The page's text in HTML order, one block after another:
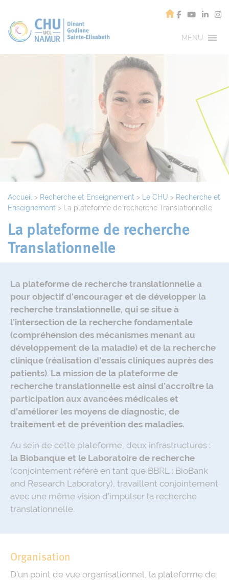
MENU
Accueil > Recherche et Enseignement > Le CHU > Recherche et
Enseignement > La plateforme de recherche Translationnelle
La plateforme de recherche
Translationnelle
La plateforme de recherche translationnelle a
pour objectif d’encourager et de développer la
recherche translationnelle, qui se situe à
l’intersection de la recherche fondamentale
(compréhension des mécanismes menant au
développement de la maladie) et de la recherche
clinique (réalisation d’essais cliniques auprès des
patients). La mission de la plateforme de
recherche translationnelle est ainsi d’accroître la
participation aux avancées médicales et
d’améliorer les moyens de diagnostic, de
traitement et de prévention des maladies.
Au sein de cette plateforme, deux infrastructures :
la Biobanque et le Laboratoire de recherche
(conjointement référé en tant que BBRL : BioBank
and Research Laboratory), travaillent conjointement
avec une même vision d’impulser la recherche
translationnelle.
Organisation
D’un point de vue organisationnel, la plateforme de